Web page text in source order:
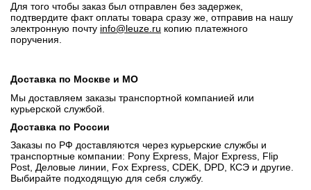
Для того чтобы заказ был отправлен без задержек,
подтвердите факт оплаты товара сразу же, отправив на нашу
электронную почту info@leuze.ru копию платежного
поручения.
Доставка по Москве и МО
Мы доставляем заказы транспортной компанией или
курьерской службой.
Доставка по России
Заказы по РФ доставляются через курьерские службы и
транспортные компании: Pony Express, Major Express, Flip
Post, Деловые линии, Fox Express, CDEK, DPD, КСЭ и другие.
Выбирайте подходящую для себя службу.